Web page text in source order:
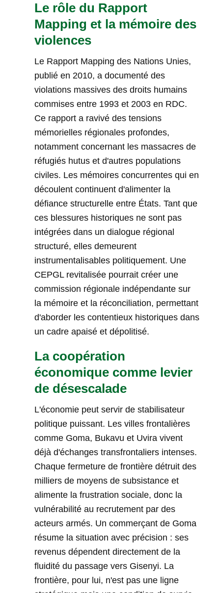
Le rôle du Rapport
Mapping et la mémoire des
violences
Le Rapport Mapping des Nations Unies,
publié en 2010, a documenté des
violations massives des droits humains
commises entre 1993 et 2003 en RDC.
Ce rapport a ravivé des tensions
mémorielles régionales profondes,
notamment concernant les massacres de
réfugiés hutus et d'autres populations
civiles. Les mémoires concurrentes qui en
découlent continuent d'alimenter la
défiance structurelle entre États. Tant que
ces blessures historiques ne sont pas
intégrées dans un dialogue régional
structuré, elles demeurent
instrumentalisables politiquement. Une
CEPGL revitalisée pourrait créer une
commission régionale indépendante sur
la mémoire et la réconciliation, permettant
d'aborder les contentieux historiques dans
un cadre apaisé et dépolitisé.
La coopération
économique comme levier
de désescalade
L'économie peut servir de stabilisateur
politique puissant. Les villes frontalières
comme Goma, Bukavu et Uvira vivent
déjà d'échanges transfrontaliers intenses.
Chaque fermeture de frontière détruit des
milliers de moyens de subsistance et
alimente la frustration sociale, donc la
vulnérabilité au recrutement par des
acteurs armés. Un commerçant de Goma
résume la situation avec précision : ses
revenus dépendent directement de la
fluidité du passage vers Gisenyi. La
frontière, pour lui, n'est pas une ligne